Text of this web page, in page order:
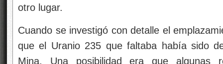
otro lugar.
Cuando se investigó con detalle el
que el Uranio 235 que faltaba había sido
Mina. Una posibilidad era que algunas